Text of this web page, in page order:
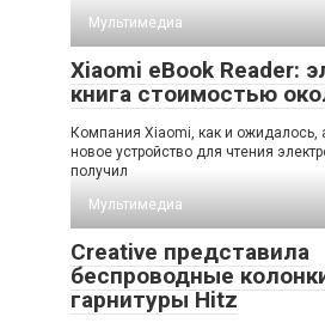
Мультимедиа
Xiaomi eBook Reader:
книга стоимостью
Компания Xiaomi, как и ожидалось,
новое устройство для чтения
получил
Мультимедиа
Creative представила
беспроводные
гарнитуры Hitz